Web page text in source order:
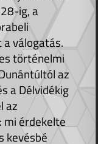
ig, a
válogatás.
történelmi
az
a Délvidékig
az
mi érdekelte
kevésbé